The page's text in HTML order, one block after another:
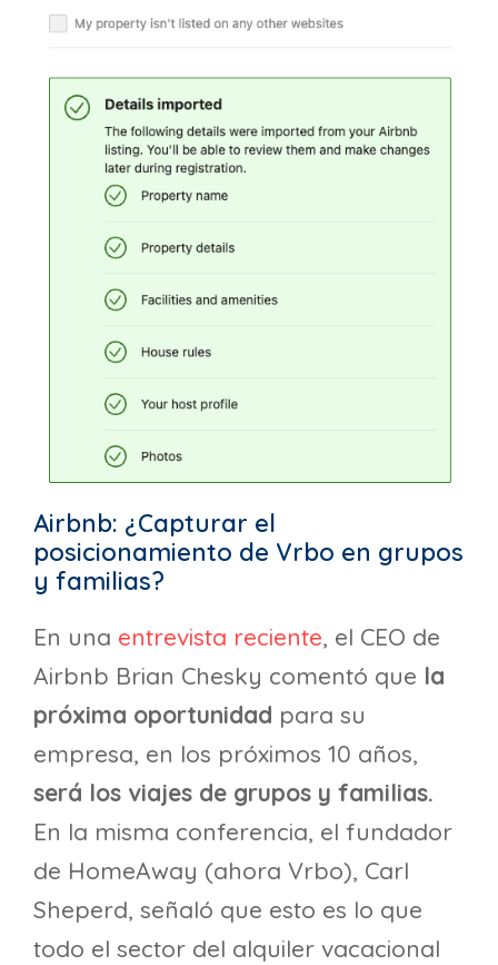
Airbnb: ¿Capturar el
posicionamiento de Vrbo en grupos
y familias?
En una entrevista reciente, el CEO de
Airbnb Brian Chesky comentó que la
próxima oportunidad para su
empresa, en los próximos 10 años,
será los viajes de grupos y familias.
En la misma conferencia, el fundador
de HomeAway (ahora Vrbo), Carl
Sheperd, señaló que esto es lo que
todo el sector del alquiler vacacional